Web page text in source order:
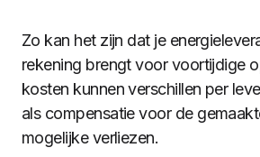
Zo kan het zijn dat je
rekening brengt voor voortijdige
kosten kunnen verschillen per
als compensatie voor de
mogelijke verliezen.